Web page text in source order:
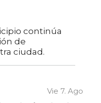
continúa
de
ciudad.
Vie 7. Ago